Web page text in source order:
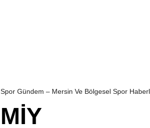
Spor Gündem – Mersin Ve Bölgesel Spor
MİY